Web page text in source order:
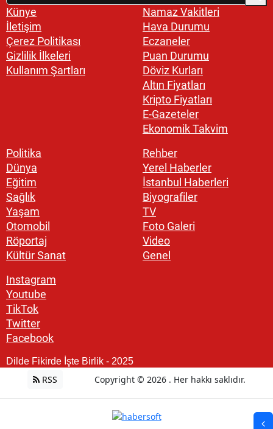
Künye
İletişim
Çerez Politikası
Gizlilik İlkeleri
Kullanım Şartları
Namaz Vakitleri
Hava Durumu
Eczaneler
Puan Durumu
Döviz Kurları
Altın Fiyatları
Kripto Fiyatları
E-Gazeteler
Ekonomik Takvim
Politika
Dünya
Eğitim
Sağlık
Yaşam
Otomobil
Röportaj
Kültür Sanat
Rehber
Yerel Haberler
İstanbul Haberleri
Biyografiler
TV
Foto Galeri
Video
Genel
Instagram
Youtube
TikTok
Twitter
Facebook
Dilde Fikirde İşte Birlik - 2025
RSS Copyright © 2026 . Her hakkı saklıdır.